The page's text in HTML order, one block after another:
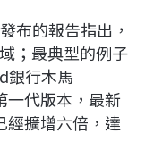
布的報告指出，
；最典型的例子
銀行木馬
代版本，最新
擴增六倍，達